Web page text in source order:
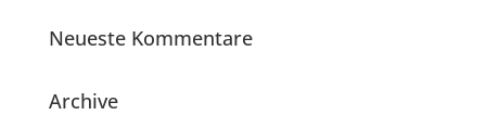
Neueste Kommentare
Archive